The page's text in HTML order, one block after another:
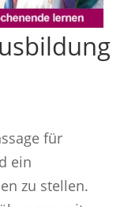
für
ein
zu stellen.